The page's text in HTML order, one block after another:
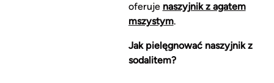
oferuje naszyjnik z agatem
mszystym.
Jak pielęgnować naszyjnik z
sodalitem?